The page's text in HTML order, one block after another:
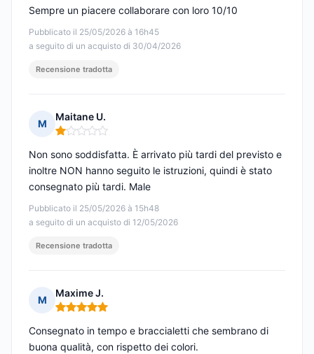
Pubblicato il 25/05/2026 à 16h45
a seguito di un acquisto di 30/04/2026
Sempre un piacere collaborare con loro 10/10
Recensione tradotta
M
Maitane U.
Nota: 1 su 5
Pubblicato il 25/05/2026 à 15h48
a seguito di un acquisto di 12/05/2026
Non sono soddisfatta. È arrivato più tardi del previsto e
inoltre NON hanno seguito le istruzioni, quindi è stato
consegnato più tardi. Male
Recensione tradotta
M
Maxime J.
Nota: 5 su 5
Consegnato in tempo e braccialetti che sembrano di
buona qualità, con rispetto dei colori.